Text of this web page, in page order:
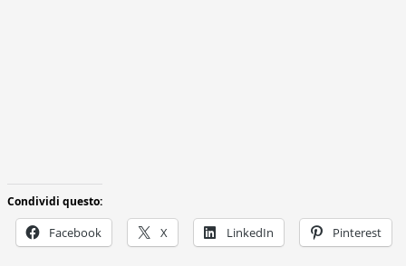
Condividi questo:
Facebook X LinkedIn Pinterest